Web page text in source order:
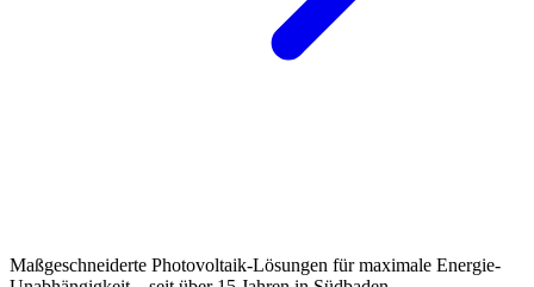
Maßgeschneiderte Photovoltaik-Lösungen für maximale Energie-